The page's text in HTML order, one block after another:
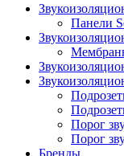
Панели
Порог
Порог
Бренды